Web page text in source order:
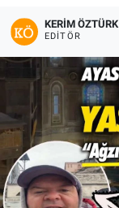
KERIM ÖZTÜRK
EDITÖR